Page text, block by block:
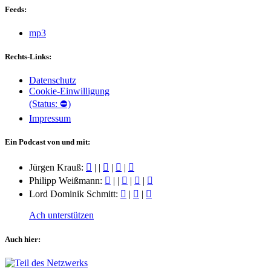
Feeds:
mp3
Rechts-Links:
Datenschutz
Cookie-Einwilligung
(Status: ⛔)
Impressum
Ein Podcast von und mit:
Jürgen Krauß: | | |
|
Philipp Weißmann:
| | |
|
Lord Dominik Schmitt:
| |
Ach unterstützen
Auch hier: